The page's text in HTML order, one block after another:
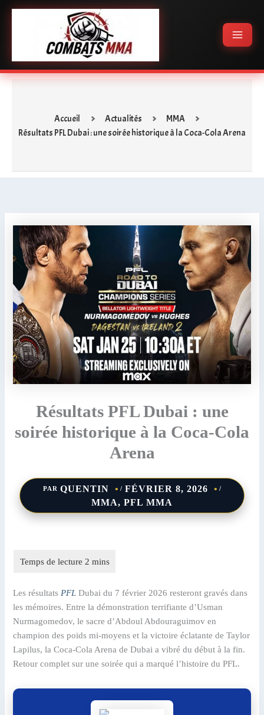
Aller
Menu
Accueil Actualités
MMA
Résultats PFL Dubai : une soirée historique à la Coca-Cola Arena
Résultats PFL Dubai : une
soirée historique à la Coca-Cola
Arena
PAR QUENTIN / FÉVRIER 8, 2026 /
MMA, PFL MMA
Les résultats PFLDubai du 7 février 2026 resteront gravés dans
les mémoires. Entre la démonstration terrifiante d’Usman
Nurmagomedov, le sacre d’Abdoul Abdouraguimov en
champion des poids mi-moyens et la victoire éclatante de Taylor
Lapilus, la Coca-Cola Arena de Dubai a vibré du début à la fin.
Retour complet sur une soirée qui a marqué l’histoire du PFL.